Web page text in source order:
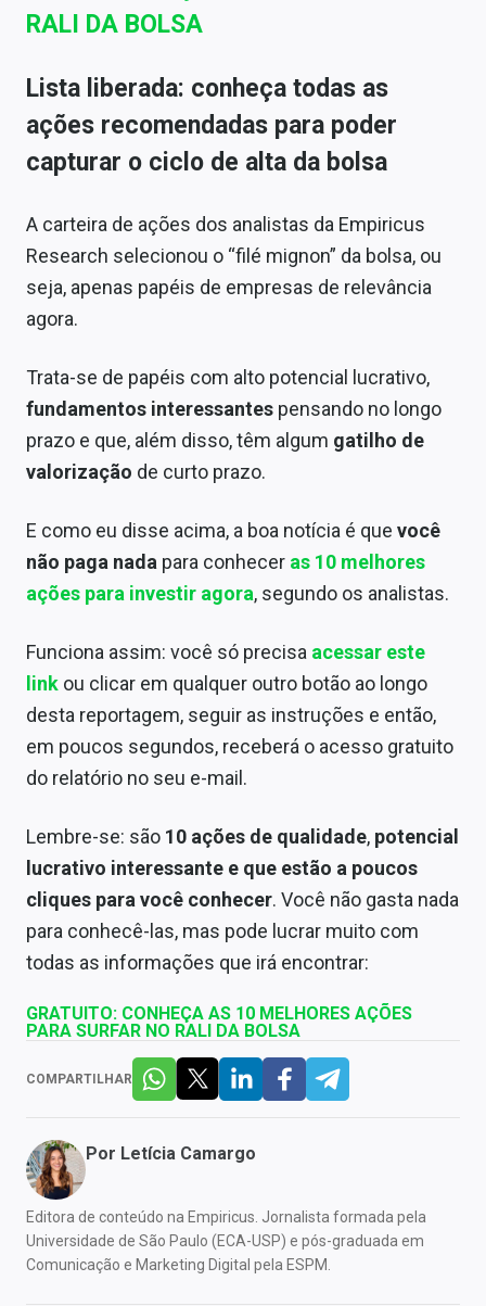
RALI DA BOLSA
Lista liberada: conheça todas as
ações recomendadas para poder
capturar o ciclo de alta da bolsa
A carteira de ações dos analistas da Empiricus
Research selecionou o “filé mignon” da bolsa, ou
seja, apenas papéis de empresas de relevância
agora.
Trata-se de papéis com alto potencial lucrativo,
fundamentos interessantes pensando no longo
prazo e que, além disso, têm algum gatilho de
valorização de curto prazo.
E como eu disse acima, a boa notícia é que você
não paga nada para conhecer as 10 melhores
ações para investir agora, segundo os analistas.
Funciona assim: você só precisa acessar este
link ou clicar em qualquer outro botão ao longo
desta reportagem, seguir as instruções e então,
em poucos segundos, receberá o acesso gratuito
do relatório no seu e-mail.
Lembre-se: são 10 ações de qualidade, potencial
lucrativo interessante e que estão a poucos
cliques para você conhecer. Você não gasta nada
para conhecê-las, mas pode lucrar muito com
todas as informações que irá encontrar:
GRATUITO: CONHEÇA AS 10 MELHORES AÇÕES
PARA SURFAR NO RALI DA BOLSA
COMPARTILHAR
Por Letícia Camargo
Editora de conteúdo na Empiricus. Jornalista formada pela
Universidade de São Paulo (ECA-USP) e pós-graduada em
Comunicação e Marketing Digital pela ESPM.